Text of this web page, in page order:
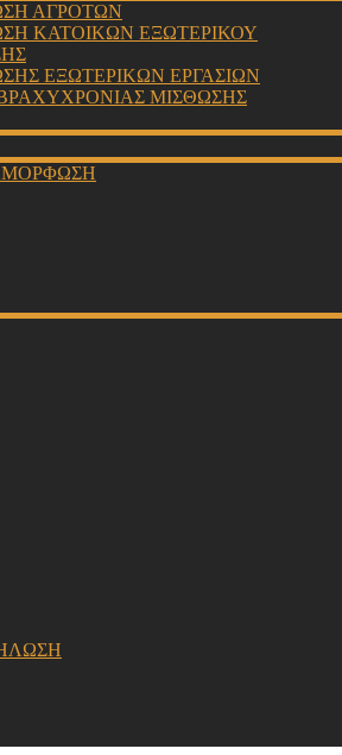
ΑΓΡΟΤΩΝ
ΚΑΤΟΙΚΩΝ ΕΞΩΤΕΡΙΚΟΥ
ΕΞΩΤΕΡΙΚΩΝ ΕΡΓΑΣΙΩΝ
ΜΙΣΘΩΣΗΣ